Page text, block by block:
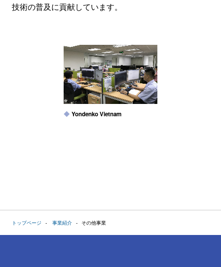
技術の普及に貢献しています。
Yondenko Vietnam
トップページ 事業紹介 その他事業